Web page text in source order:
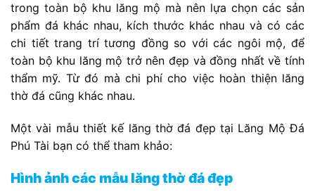
trong toàn bộ khu lăng mộ mà nên lựa chọn các sản
phẩm đá khác nhau, kích thước khác nhau và có các
chi tiết trang trí tương đồng so với các ngôi mộ, để
toàn bộ khu lăng mộ trở nên đẹp và đồng nhất về tính
thẩm mỹ. Từ đó mà chi phí cho việc hoàn thiện lăng
thờ đá cũng khác nhau.
Một vài mẫu thiết kế lăng thờ đá đẹp tại Lăng Mộ Đá
Phú Tài bạn có thể tham khảo:
Hình ảnh các mẫu lăng thờ đá đẹp